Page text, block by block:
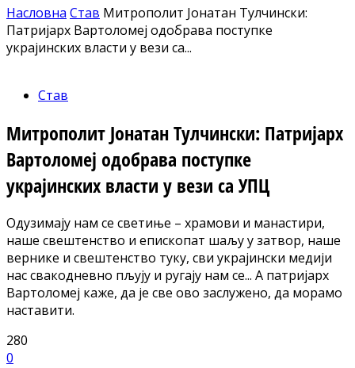
Насловна Став Митрополит Јонатан Тулчински:
Патријарх Вартоломеј одобрава поступке
украјинских власти у вези са...
Став
Митрополит Јонатан Тулчински: Патријарх
Вартоломеј одобрава поступке
украјинских власти у вези са УПЦ
Одузимају нам се светиње – храмови и манастири,
наше свештенство и епископат шаљу у затвор, наше
вернике и свештенство туку, сви украјински медији
нас свакодневно пљују и ругају нам се... А патријарх
Вартоломеј каже, да је све ово заслужено, да морамо
наставити.
280
0